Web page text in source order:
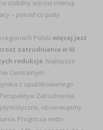
stabilny wzrost intencji
– ponad co piaty
Polski więcej jest
zatrudnienia w III
redukcje. Najlepsze
Centralnym.
z opublikowanego
Zatrudnienia
obserwujemy
Prognoza netto